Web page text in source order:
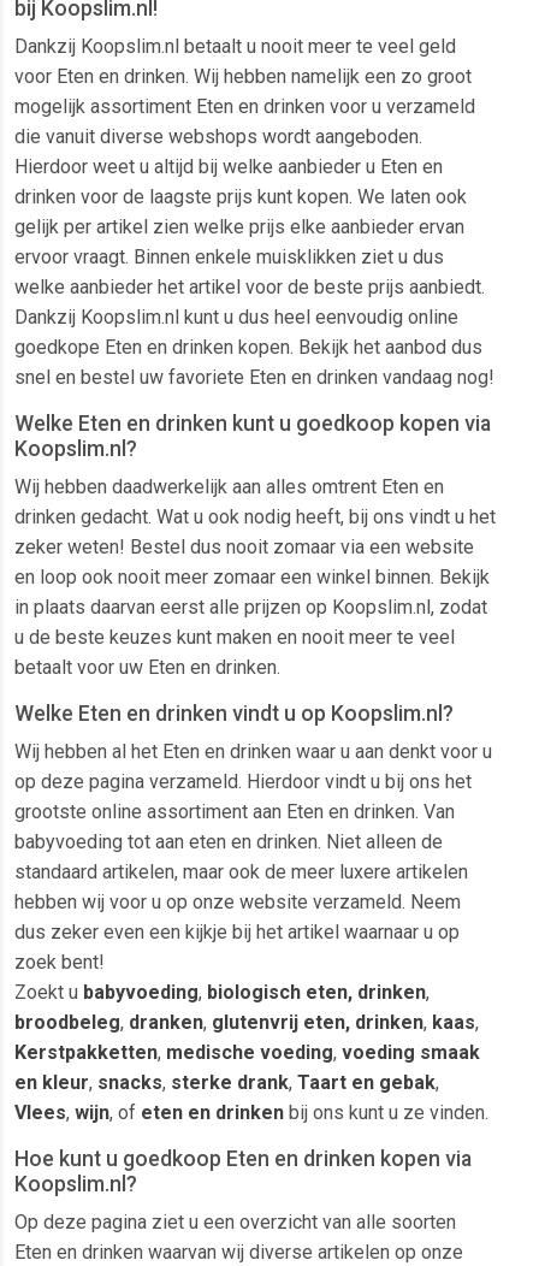
bij Koopslim.nl!
Dankzij Koopslim.nl betaalt u nooit meer te veel geld
voor Eten en drinken. Wij hebben namelijk een zo groot
mogelijk assortiment Eten en drinken voor u verzameld
die vanuit diverse webshops wordt aangeboden.
Hierdoor weet u altijd bij welke aanbieder u Eten en
drinken voor de laagste prijs kunt kopen. We laten ook
gelijk per artikel zien welke prijs elke aanbieder ervan
ervoor vraagt. Binnen enkele muisklikken ziet u dus
welke aanbieder het artikel voor de beste prijs aanbiedt.
Dankzij Koopslim.nl kunt u dus heel eenvoudig online
goedkope Eten en drinken kopen. Bekijk het aanbod dus
snel en bestel uw favoriete Eten en drinken vandaag nog!
Welke Eten en drinken kunt u goedkoop kopen via
Koopslim.nl?
Wij hebben daadwerkelijk aan alles omtrent Eten en
drinken gedacht. Wat u ook nodig heeft, bij ons vindt u het
zeker weten! Bestel dus nooit zomaar via een website
en loop ook nooit meer zomaar een winkel binnen. Bekijk
in plaats daarvan eerst alle prijzen op Koopslim.nl, zodat
u de beste keuzes kunt maken en nooit meer te veel
betaalt voor uw Eten en drinken.
Welke Eten en drinken vindt u op Koopslim.nl?
Wij hebben al het Eten en drinken waar u aan denkt voor u
op deze pagina verzameld. Hierdoor vindt u bij ons het
grootste online assortiment aan Eten en drinken. Van
babyvoeding tot aan eten en drinken. Niet alleen de
standaard artikelen, maar ook de meer luxere artikelen
hebben wij voor u op onze website verzameld. Neem
dus zeker even een kijkje bij het artikel waarnaar u op
zoek bent!
Zoekt u babyvoeding, biologisch eten, drinken,
broodbeleg, dranken, glutenvrij eten, drinken, kaas,
Kerstpakketten, medische voeding, voeding smaak
en kleur, snacks, sterke drank, Taart en gebak,
Vlees, wijn, of eten en drinken bij ons kunt u ze vinden.
Hoe kunt u goedkoop Eten en drinken kopen via
Koopslim.nl?
Op deze pagina ziet u een overzicht van alle soorten
Eten en drinken waarvan wij diverse artikelen op onze